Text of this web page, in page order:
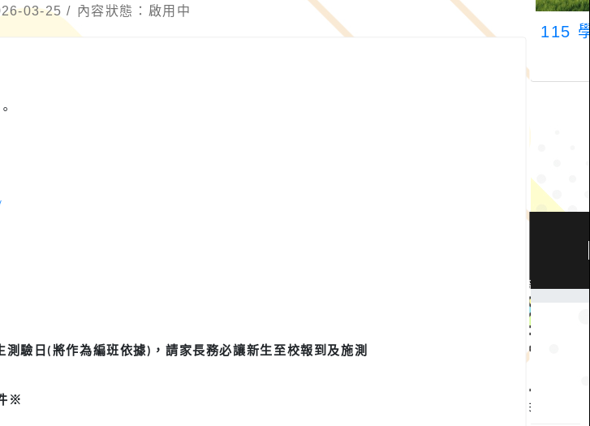
03-25 / 內容狀態：啟用中
測驗日 (將作為編班依據) ，請家長務必讓新生至校報到及施測
※